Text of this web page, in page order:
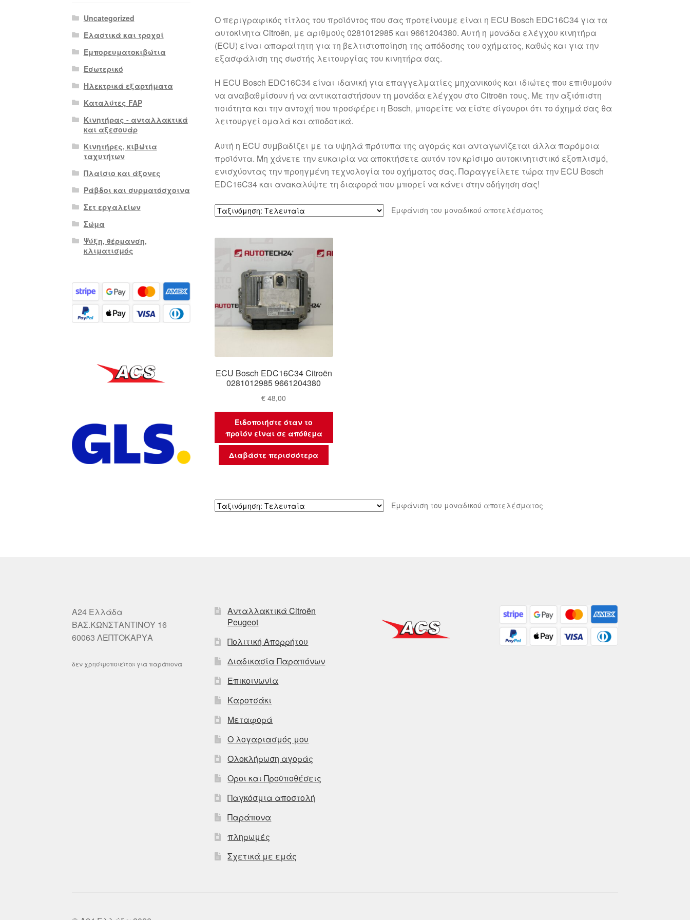
Ο περιγραφικός τίτλος του προϊόντος που σας προτείνουμε είναι η ECU Bosch EDC16C34 για τα
αυτοκίνητα Citroën, με αριθμούς 0281012985 και 9661204380. Αυτή η μονάδα ελέγχου κινητήρα
(ECU) είναι απαραίτητη για τη βελτιστοποίηση της απόδοσης του οχήματος, καθώς και για την
εξασφάλιση της σωστής λειτουργίας του κινητήρα σας.
Η ECU Bosch EDC16C34 είναι ιδανική για επαγγελματίες μηχανικούς και ιδιώτες που επιθυμούν
να αναβαθμίσουν ή να αντικαταστήσουν τη μονάδα ελέγχου στο Citroën τους. Με την αξιόπιστη
ποιότητα και την αντοχή που προσφέρει η Bosch, μπορείτε να είστε σίγουροι ότι το όχημά σας θα
λειτουργεί ομαλά και αποδοτικά.
Αυτή η ECU συμβαδίζει με τα υψηλά πρότυπα της αγοράς και ανταγωνίζεται άλλα παρόμοια
προϊόντα. Μη χάνετε την ευκαιρία να αποκτήσετε αυτόν τον κρίσιμο αυτοκινητιστικό εξοπλισμό,
ενισχύοντας την προηγμένη τεχνολογία του οχήματος σας. Παραγγείλετε τώρα την ECU Bosch
EDC16C34 και ανακαλύψτε τη διαφορά που μπορεί να κάνει στην οδήγηση σας!
Εμφάνιση του μοναδικού αποτελέσματος
ECU Bosch EDC16C34 Citroën
0281012985 9661204380
€ 48,00
Ειδοποιήστε όταν το
προϊόν είναι σε απόθεμα
Διαβάστε περισσότερα
Εμφάνιση του μοναδικού αποτελέσματος
Uncategorized
Ελαστικά και τροχοί
Εμπορευματοκιβώτια
Εσωτερικό
Ηλεκτρικά εξαρτήματα
Καταλύτες FAP
Κινητήρας - ανταλλακτικά
και αξεσουάρ
Κινητήρες, κιβώτια
ταχυτήτων
Πλαίσιο και άξονες
Ράβδοι και συρματόσχοινα
Σετ εργαλείων
Σώμα
Ψύξη, θέρμανση,
κλιματισμός
A24 Ελλάδα
ΒΑΣ.ΚΩΝΣΤΑΝΤΙΝΟΥ 16
60063 ΛΕΠΤΟΚΑΡΥΑ
δεν χρησιμοποιείται για παράπονα
Ανταλλακτικά Citroën
Peugeot
Πολιτική Απορρήτου
Διαδικασία Παραπόνων
Επικοινωνία
Καροτσάκι
Μεταφορά
Ο λογαριασμός μου
Ολοκλήρωση αγοράς
Οροι και Προϋποθέσεις
Παγκόσμια αποστολή
Παράπονα
πληρωμές
Σχετικά με εμάς